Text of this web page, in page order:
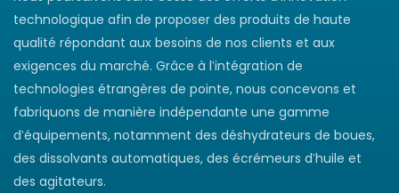
technologique afin de proposer des produits de haute
qualité répondant aux besoins de nos clients et aux
exigences du marché. Grâce à l'intégration de
technologies étrangères de pointe, nous concevons et
fabriquons de manière indépendante une gamme
d'équipements, notamment des déshydrateurs de boues,
des dissolvants automatiques, des écrémeurs d'huile et
des agitateurs.